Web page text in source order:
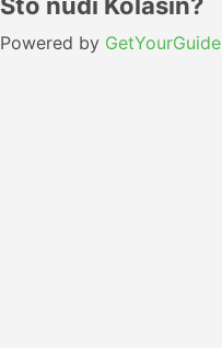
Powered by GetYourGuide